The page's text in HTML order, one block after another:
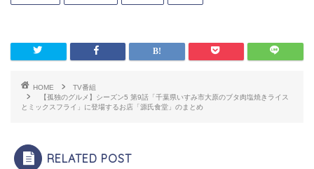
HOME
TV番組
【孤独のグルメ】シーズン5 第9話「千葉県いすみ市大原のブタ肉塩焼きライス
とミックスフライ」に登場するお店「源氏食堂」のまとめ
RELATED POST